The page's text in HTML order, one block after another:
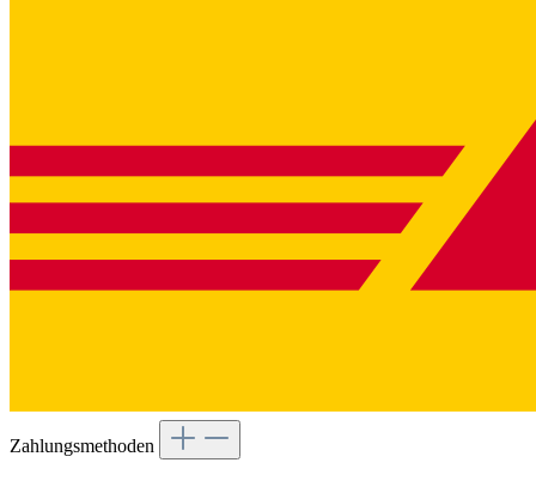
Zahlungsmethoden